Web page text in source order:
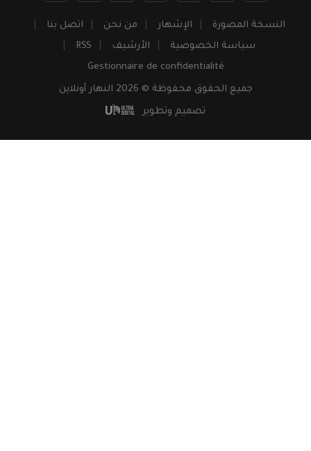
النسخة المصورة الإشهار من نحن
اتصل بنا
سياسة الخصوصية
الأرشيف
RSS
Gestionnaire de confidentialité
جميع الحقوق محفوظة © 2026 النهار أونلاين
تصميم وتطوير